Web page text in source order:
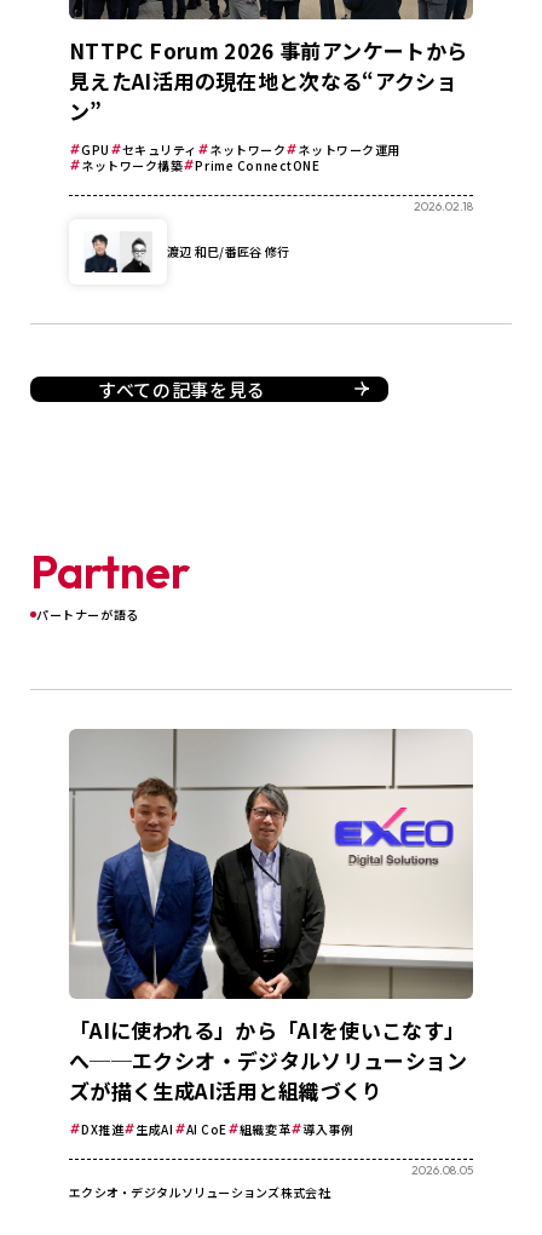
NTTPC Forum 2026 事前アンケートから
見えたAI活用の現在地と次なる“アクショ
ン”
GPU セキュリティ ネットワーク
ネットワーク運用
ネットワーク構築
Prime ConnectONE
2026.02.18
渡辺 和巳/番匠谷 修行
すべての記事を見る
Partner
パートナーが語る
「AIに使われる」から「AIを使いこなす」
へ──エクシオ・デジタルソリューション
ズが描く生成AI活用と組織づくり
DX推進 生成AI AI CoE 組織変革 導入事例
2026.08.05
エクシオ・デジタルソリューションズ株式会社